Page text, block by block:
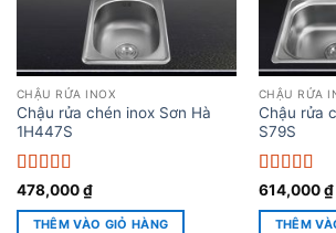
CHẬU RỬA INOX
Chậu rửa chén inox Sơn Hà
1H447S
Được xếp
hạng55 sao
478,000₫
THÊM VÀO GIỎ HÀNG
CHẬU RỬA
Chậu rửa
S79S
Được xếp
hạng55
614,000₫
THÊM